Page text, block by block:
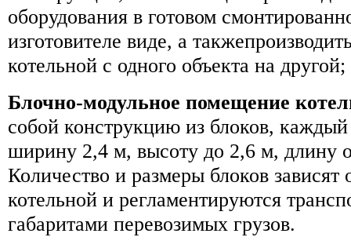
оборудования в готовом
изготовителе виде, а
котельной с одного объекта на другой;
Блочно-модульное помещение
собой конструкцию из блоков,
ширину 2,4 м, высоту до 2,6 м, длину
Количество и размеры блоков
котельной и регламентируются
габаритами перевозимых грузов.